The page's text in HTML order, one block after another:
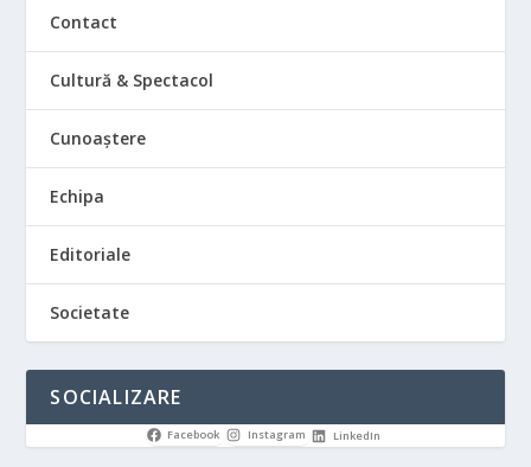
Contact
Cultură & Spectacol
Cunoaștere
Echipa
Editoriale
Societate
SOCIALIZARE
Facebook Instagram LinkedIn